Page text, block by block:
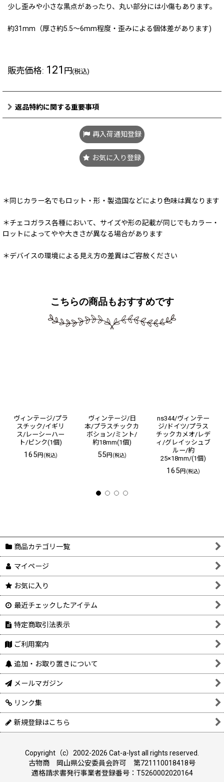
少し歪みや小さな黒点があったり、丸い部分には小傷もあります。
約31mm（厚さ約5.5〜6mm程度・歪みによる個体差があります)
販売価格: 121 円(税込)
返品特約に関する重要事項
再入荷通知登録
お気に入り登録
＊同じカラー名でもロット・形・製造国などにより色味は異なります
＊チェコガラス各種において、サイズや形の記載が同じでもカラー・
ロットによってやや大きさが異なる場合があります
＊デバイスの環境による見え方の差異はご容赦ください
こちらの商品もおすすめです
ヴィンテージ/プラ
スチック/イギリ
ス/レーシーハー
ト/ピンク(1個)
165円(税込)
ヴィンテージ/日
本/プラスチックカ
ボション/ミント/
約18mm(1個)
55円(税込)
ns344/ヴィンテー
ジ/ドイツ/プラス
チックカメオ/レデ
ィ/グレイッシュブ
ルー/約
25×18mm/(1個)
165円(税込)
商品カテゴリ一覧
マイページ
お気に入り
最近チェックしたアイテム
特定商取引法表示
ご利用案内
追加・お取り置きについて
メールマガジン
リンク集
新規登録はこちら
Copyright（c）2002-2026 Cat-a-lyst all rights reserved.
古物商 岡山県公安委員会許可 第721110018418号
適格請求書発行事業者登録番号：T5260002020164